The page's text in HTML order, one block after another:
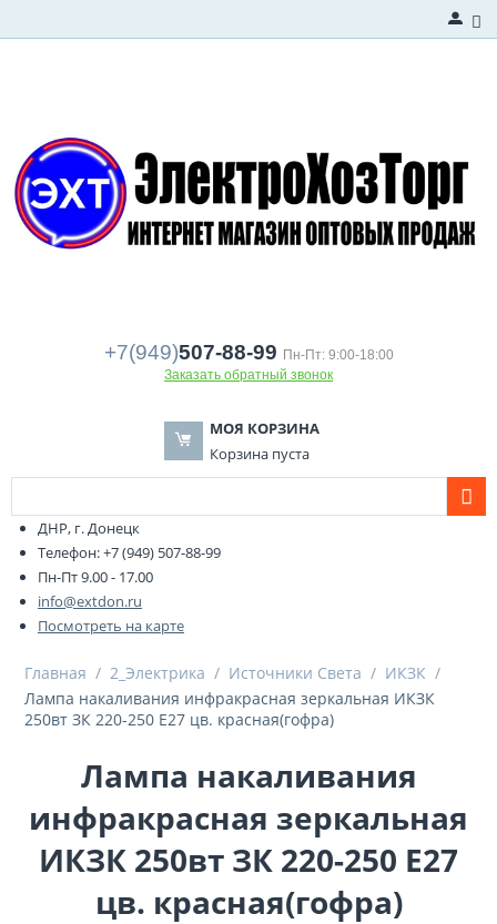
+7(949)507-88-99 Пн-Пт: 9:00-18:00
Заказать обратный звонок
МОЯ КОРЗИНА
Корзина пуста
ДНР, г. Донецк
Телефон: +7 (949) 507-88-99
Пн-Пт 9.00 - 17.00
info@extdon.ru
Посмотреть на карте
Главная / 2_Электрика / Источники Света / ИКЗК /
Лампа накаливания инфракрасная зеркальная ИКЗК
250вт ЗК 220-250 E27 цв. красная(гофра)
Лампа накаливания
инфракрасная зеркальная
ИКЗК 250вт ЗК 220-250 E27
цв. красная(гофра)